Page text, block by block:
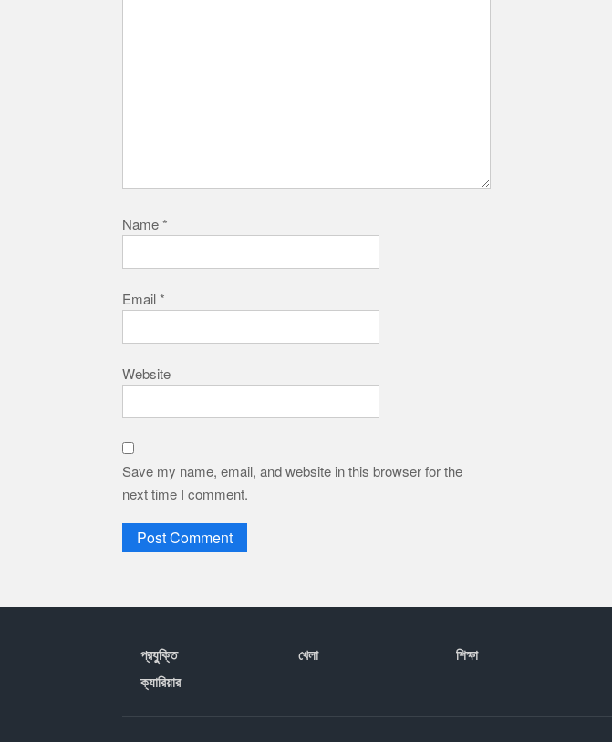
Name*
Email*
Website
Save my name, email, and website in this browser for the
next time I comment.
প্রযু্ক্তি খেলা শিক্ষা
ক্যারিয়ার